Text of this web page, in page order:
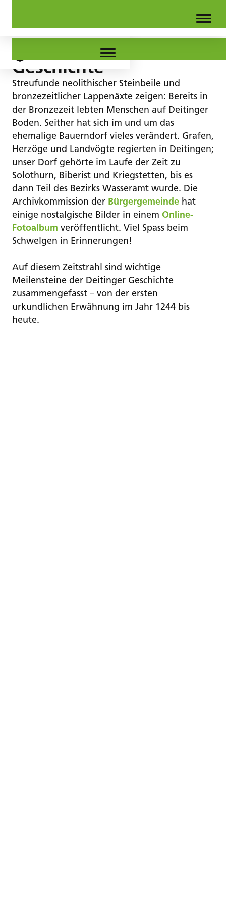
Geschichte
Streufunde neolithischer Steinbeile und
bronzezeitlicher Lappenäxte zeigen: Bereits in
der Bronzezeit lebten Menschen auf Deitinger
Boden. Seither hat sich im und um das
ehemalige Bauerndorf vieles verändert. Grafen,
Herzöge und Landvögte regierten in Deitingen;
unser Dorf gehörte im Laufe der Zeit zu
Solothurn, Biberist und Kriegstetten, bis es
dann Teil des Bezirks Wasseramt wurde. Die
Archivkommission der Bürgergemeinde hat
einige nostalgische Bilder in einem Online-
Fotoalbum veröffentlicht. Viel Spass beim
Schwelgen in Erinnerungen!
Auf diesem Zeitstrahl sind wichtige
Meilensteine der Deitinger Geschichte
zusammengefasst – von der ersten
urkundlichen Erwähnung im Jahr 1244 bis
heute.